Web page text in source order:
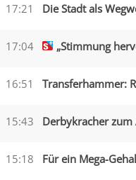
17:21 Die Stadt als
17:04 „Stimmung
16:51 Transferhammer:
15:43
15:18 Für ein Mega-